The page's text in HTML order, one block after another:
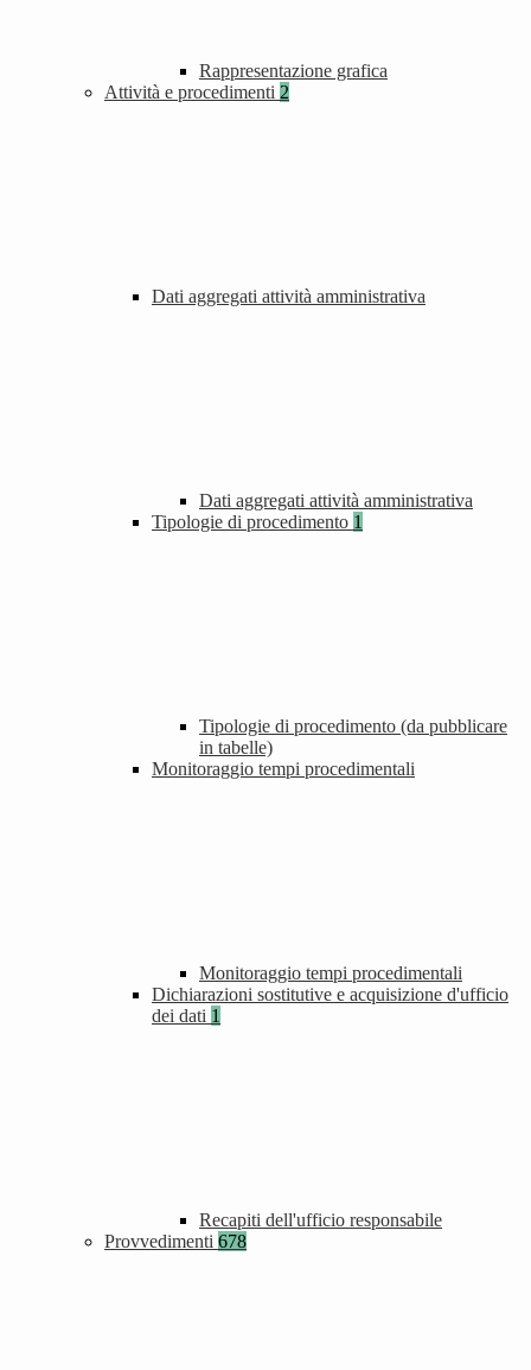
Rappresentazione grafica
Attività e procedimenti 2
Dati aggregati attività amministrativa
Dati aggregati attività amministrativa
Tipologie di procedimento 1
Tipologie di procedimento (da pubblicare
in tabelle)
Monitoraggio tempi procedimentali
Monitoraggio tempi procedimentali
Dichiarazioni sostitutive e acquisizione d'ufficio
dei dati 1
Recapiti dell'ufficio responsabile
Provvedimenti 678